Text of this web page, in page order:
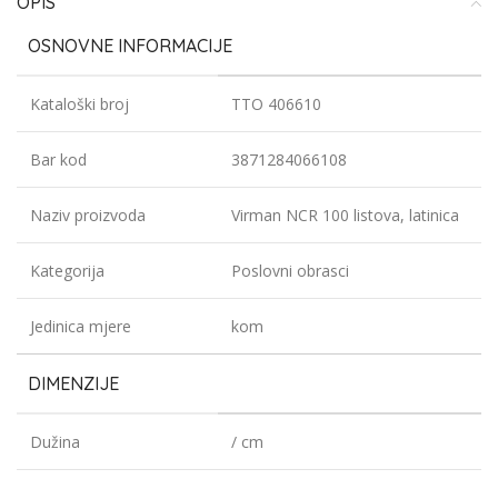
OSNOVNE INFORMACIJE
Kataloški broj TTO 406610
Bar kod 3871284066108
Naziv proizvoda Virman NCR 100 listova, latinica
Kategorija Poslovni obrasci
Jedinica mjere kom
DIMENZIJE
Dužina / cm